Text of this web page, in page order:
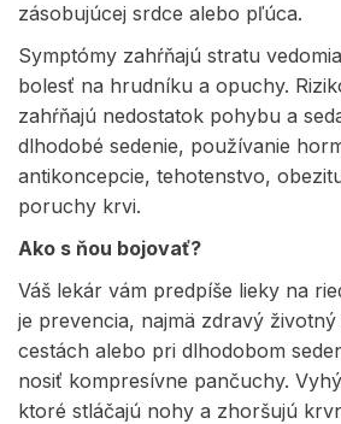
zásobujúcej srdce alebo pľúca.
Symptómy zahŕňajú stratu
bolesť na hrudníku a opuchy.
zahŕňajú nedostatok pohybu a
dlhodobé sedenie, používanie
antikoncepcie, tehotenstvo,
poruchy krvi.
Ako s ňou bojovať?
Váš lekár vám predpíše lieky na
je prevencia, najmä zdravý
cestách alebo pri dlhodobom
nosiť kompresívne pančuchy.
ktoré stláčajú nohy a zhoršujú